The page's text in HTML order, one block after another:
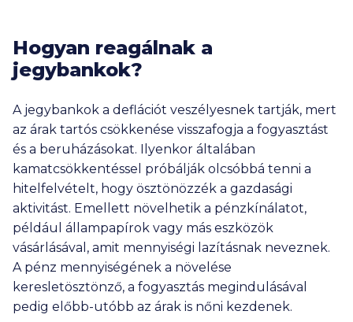
Hogyan reagálnak a
jegybankok?
A jegybankok a deflációt veszélyesnek tartják, mert
az árak tartós csökkenése visszafogja a fogyasztást
és a beruházásokat. Ilyenkor általában
kamatcsökkentéssel próbálják olcsóbbá tenni a
hitelfelvételt, hogy ösztönözzék a gazdasági
aktivitást. Emellett növelhetik a pénzkínálatot,
például állampapírok vagy más eszközök
vásárlásával, amit mennyiségi lazításnak neveznek.
A pénz mennyiségének a növelése
keresletösztönző, a fogyasztás megindulásával
pedig előbb-utóbb az árak is nőni kezdenek.